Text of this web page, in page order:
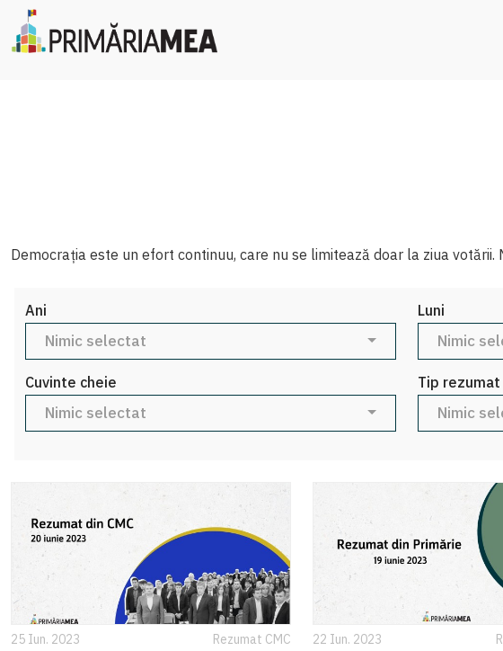
Democrația este un efort continuu, care nu se limitează doar la ziua
Ani
Nimic selectat
Luni
Nimic
Cuvinte cheie
Nimic selectat
Tip rezumat
Nimic
25 Iun. 2023 Rezumat CMC 22 Iun. 2023